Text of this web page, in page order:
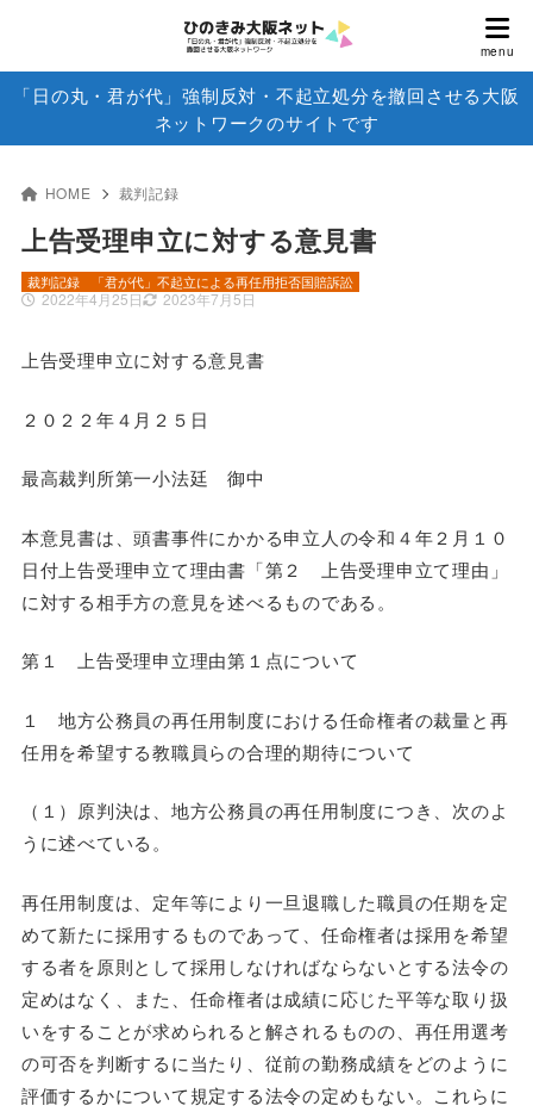
「日の丸・君が代」強制反対・不起立処分を撤回させる大阪
ネットワークのサイトです
HOME 裁判記録
上告受理申立に対する意見書
2022年4月25日 2023年7月5日
裁判記録 「君が代」不起立による再任用拒否国賠訴訟
上告受理申立に対する意見書
２０２２年４月２５日
最高裁判所第一小法廷 御中
本意見書は、頭書事件にかかる申立人の令和４年２月１０
日付上告受理申立て理由書「第２ 上告受理申立て理由」
に対する相手方の意見を述べるものである。
第１ 上告受理申立理由第１点について
１ 地方公務員の再任用制度における任命権者の裁量と再
任用を希望する教職員らの合理的期待について
（１）原判決は、地方公務員の再任用制度につき、次のよ
うに述べている。
再任用制度は、定年等により一旦退職した職員の任期を定
めて新たに採用するものであって、任命権者は採用を希望
する者を原則として採用しなければならないとする法令の
定めはなく、また、任命権者は成績に応じた平等な取り扱
いをすることが求められると解されるものの、再任用選考
の可否を判断するに当たり、従前の勤務成績をどのように
評価するかについて規定する法令の定めもない。これらに